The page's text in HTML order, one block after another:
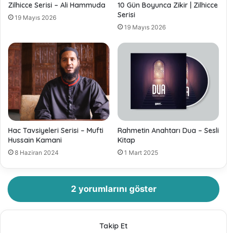
Zilhicce Serisi – Ali Hammuda
19 Mayıs 2026
10 Gün Boyunca Zikir | Zilhicce
Serisi
19 Mayıs 2026
Hac Tavsiyeleri Serisi – Mufti
Hussain Kamani
8 Haziran 2024
Rahmetin Anahtarı Dua – Sesli
Kitap
1 Mart 2025
2 yorumlarını göster
Takip Et